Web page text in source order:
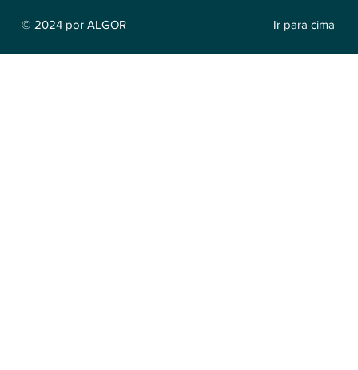
© 2024 por ALGOR Ir para cima